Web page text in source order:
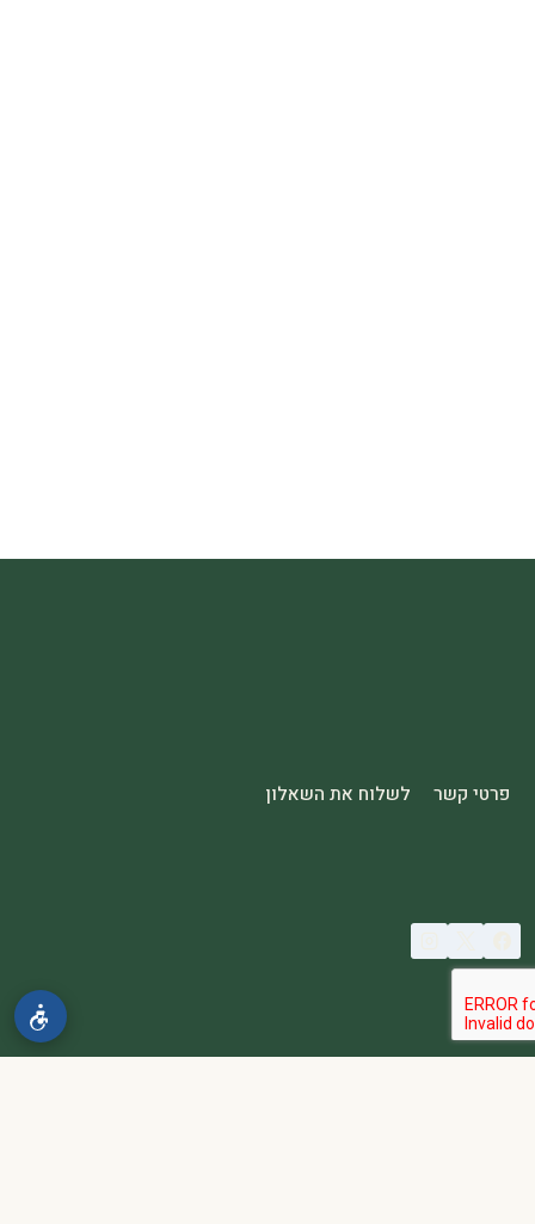
פרטי קשר לשלוח את השאלון
© 2026 spa2000